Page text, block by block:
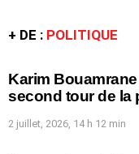
+ DE : POLITIQUE
Karim
second tour de la
2 juillet, 2026, 14 h 12 min